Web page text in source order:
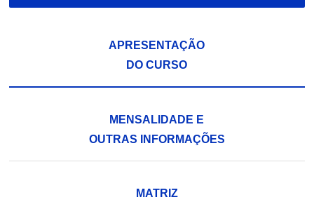
APRESENTAÇÃO
DO CURSO
MENSALIDADE E
OUTRAS INFORMAÇÕES
MATRIZ